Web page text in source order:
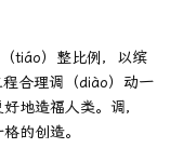
tiáo）整比例，以缤
合理调（diào）动一
地造福人类。调，
的创造。